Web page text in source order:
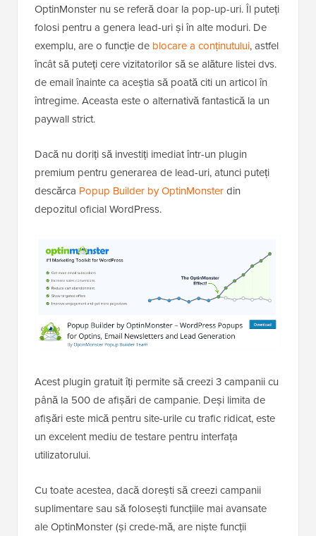
OptinMonster nu se referă doar la pop-up-uri. Îl puteți
folosi pentru a genera lead-uri și în alte moduri. De
exemplu, are o funcție de blocare a conținutului, astfel
încât să puteți cere vizitatorilor să se alăture listei dvs.
de email înainte ca aceștia să poată citi un articol în
întregime. Aceasta este o alternativă fantastică la un
paywall strict.
Dacă nu doriți să investiți imediat într-un plugin
premium pentru generarea de lead-uri, atunci puteți
descărca Popup Builder by OptinMonsterdin
depozitul oficial WordPress.
Acest plugin gratuit îți permite să creezi 3 campanii cu
până la 500 de afișări de campanie. Deși limita de
afișări este mică pentru site-urile cu trafic ridicat, este
un excelent mediu de testare pentru interfața
utilizatorului.
Cu toate acestea, dacă dorești să creezi campanii
suplimentare sau să folosești funcțiile mai avansate
ale OptinMonster (și crede-mă, are niște funcții